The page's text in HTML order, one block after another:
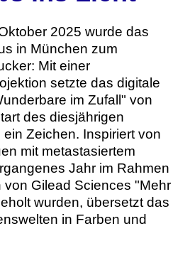
2025 wurde das
in München zum
Mit einer
setzte das digitale
im Zufall" von
des diesjährigen
Zeichen. Inspiriert von
mit metastasiertem
Jahr im Rahmen
von Gilead Sciences "Mehr
wurden, übersetzt das
in Farben und